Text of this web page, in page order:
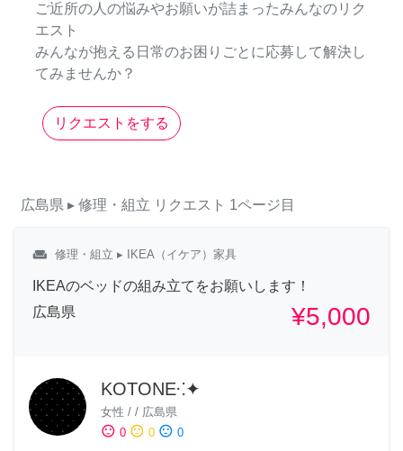
ご近所の人の悩みやお願いが詰まったみんなのリク
エスト
みんなが抱える日常のお困りごとに応募して解決し
てみませんか？
リクエストをする
広島県 ▸ 修理・組立 リクエスト 1ページ目
weekend 修理・組立 ▸ IKEA（イケア）家具
IKEAのベッドの組み立てをお願いします！
広島県
¥5,000
KOTONE⁖✦
女性 / / 広島県
sentiment_satisfied 0 sentiment_neutral 0 sentiment_dissatisfied 0